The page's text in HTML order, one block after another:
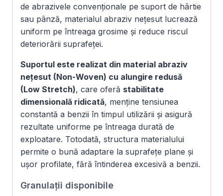
de abrazivele convenționale pe suport de hârtie
sau pânză, materialul abraziv nețesut lucrează
uniform pe întreaga grosime și reduce riscul
deteriorării suprafeței.
Suportul este realizat din material abraziv
nețesut (Non-Woven) cu alungire redusă
(Low Stretch), care oferă stabilitate
dimensională ridicată, menține tensiunea
constantă a benzii în timpul utilizării și asigură
rezultate uniforme pe întreaga durată de
exploatare. Totodată, structura materialului
permite o bună adaptare la suprafețe plane și
ușor profilate, fără întinderea excesivă a benzii.
Granulații disponibile